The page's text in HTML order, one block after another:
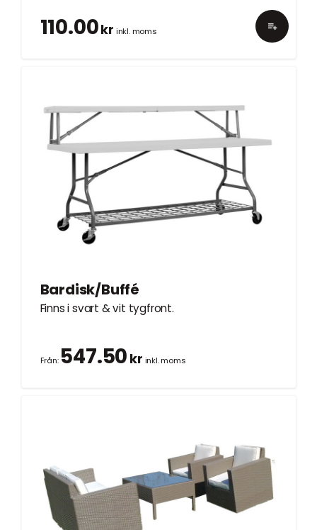
110.00kr inkl. moms
Bardisk/Buffé
Finns i svart & vit tygfront.
Från: 547.50 kr inkl. moms